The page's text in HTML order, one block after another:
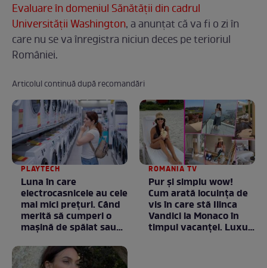
Evaluare în domeniul Sănătății din cadrul
Universității Washington, a anunțat că va fi o zi în
care nu se va înregistra niciun deces pe terioriul
României.
Articolul continuă după recomandări
PLAYTECH
Luna în care
electrocasnicele au cele
mai mici prețuri. Când
merită să cumperi o
mașină de spălat sau
ROMANIA TV
Pur și simplu wow!
Cum arată locuința de
vis în care stă Ilinca
Vandici la Monaco în
timpul vacanței. Luxul